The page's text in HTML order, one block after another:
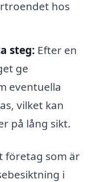
hos
steg: Efter en
ge
eventuella
vilket kan
på lång sikt.
företag som är
i